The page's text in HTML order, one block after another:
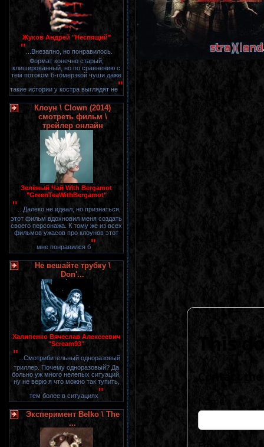
Жуков Андрей "Неспящий"
" ...Внезапно, но понравилось.
Формат конечно старый,
клишированный, но по сравнению с
тем потоком б-гомерзкой чуши даже
такие истории у костра выглядят не"
Клоун \ Clown (2014)
смотреть фильм \
трейлер онлайн
Зелёный Чай With Bergamot
"GreenTeaWithBergamot"
" ...Далеко не идеал, но признаться,
этот фильм вдохновил меня создать
своего персонажа. К тому же из всех
фильмов ужасов про клоунов этот
мне понравился б"
Не вешайте трубку \
Don'...
Халипенко Вячеслав Алексеевич
"Scream93"
" ...Смотрибительный одноразовый
триллер. Почему одноразовый? Да
больно уж много нелепых ситуаций,
ну не верю я что можно так тупить,
тем более в ситуациях"
Эксперимент Belko \ The
...